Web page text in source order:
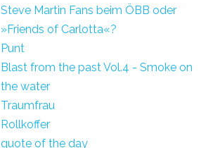
Steve Martin Fans beim ÖBB oder
»Friends of Carlotta«?
Punt
Blast from the past Vol.4 - Smoke on
the water
Traumfrau
Rollkoffer
quote of the day